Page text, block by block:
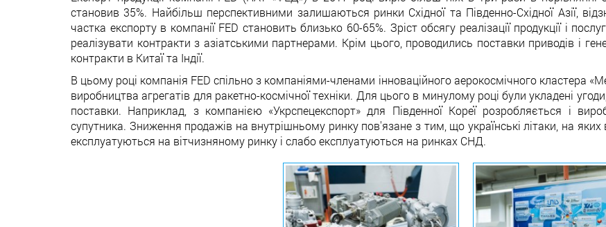
становив 35%. Найбільш перспективними залишаються ринки Східної та Південно-Східної Азії,
частка експорту в компанії FED становить близько 60-65%. Зріст обсягу реалізації продукції і
реалізувати контракти з азіатськими партнерами. Крім цього, проводились поставки приводів і
контракти в Китаї та Індії.
В цьому році компанія FED спільно з компаніями-членами інноваційного аерокосмічного кластера
виробництва агрегатів для ракетно-космічної техніки. Для цього в минулому році були укладені
поставки. Наприклад, з компанією «Укрспецекспорт» для Південної Кореї розробляється і
супутника. Зниження продажів на внутрішньому ринку пов'язане з тим, що українські літаки, на яких
експлуатуються на вітчизняному ринку і слабо експлуатуються на ринках СНД.